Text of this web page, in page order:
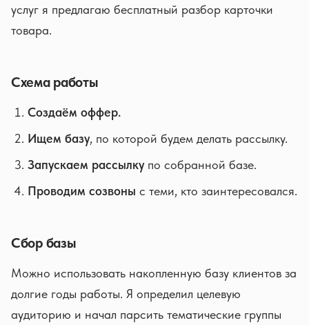
услуг я предлагаю бесплатный разбор карточки
товара.
Схема работы
Создаём оффер.
Ищем базу, по которой будем делать рассылку.
Запускаем рассылкупо собранной базе.
Проводим созвоны с теми, кто заинтересовался.
Сбор базы
Можно использовать накопленную базу клиентов за
долгие годы работы. Я определил целевую
аудиторию и начал парсить тематические группы